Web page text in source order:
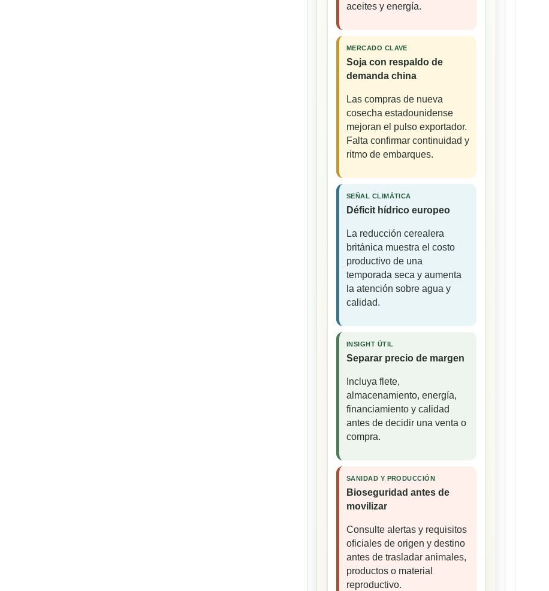
aceites y energía.
MERCADO CLAVE
Soja con respaldo de
demanda china
Las compras de nueva
cosecha estadounidense
mejoran el pulso exportador.
Falta confirmar continuidad y
ritmo de embarques.
SEÑAL CLIMÁTICA
Déficit hídrico europeo
La reducción cerealera
británica muestra el costo
productivo de una
temporada seca y aumenta
la atención sobre agua y
calidad.
INSIGHT ÚTIL
Separar precio de margen
Incluya flete,
almacenamiento, energía,
financiamiento y calidad
antes de decidir una venta o
compra.
SANIDAD Y PRODUCCIÓN
Bioseguridad antes de
movilizar
Consulte alertas y requisitos
oficiales de origen y destino
antes de trasladar animales,
productos o material
reproductivo.